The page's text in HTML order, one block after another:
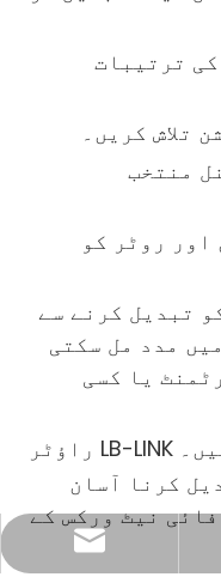
ترتیبات
تلاش کریں۔
منتخب
روٹر کو
تبدیل کرنے سے
مدد مل سکتی
یا کسی
LB-LINK راؤٹر
کرنا آسان
نیٹ ورکس کے